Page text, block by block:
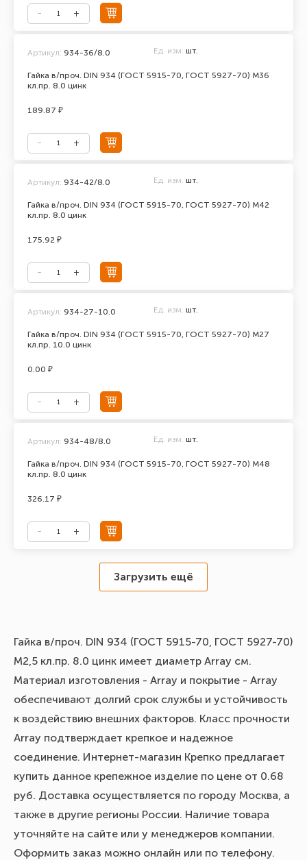
Гайка в/проч. DIN 934 (ГОСТ 5915-70, ГОСТ 5927-70) М36
кл.пр. 8.0 цинк
Артикул: 934-36/8.0 Ед. изм. шт.
189.87 ₽
Гайка в/проч. DIN 934 (ГОСТ 5915-70, ГОСТ 5927-70) М42
кл.пр. 8.0 цинк
Артикул: 934-42/8.0 Ед. изм. шт.
175.92 ₽
Гайка в/проч. DIN 934 (ГОСТ 5915-70, ГОСТ 5927-70) М27
кл.пр. 10.0 цинк
Артикул: 934-27-10.0 Ед. изм. шт.
0.00 ₽
Гайка в/проч. DIN 934 (ГОСТ 5915-70, ГОСТ 5927-70) М48
кл.пр. 8.0 цинк
Артикул: 934-48/8.0 Ед. изм. шт.
326.17 ₽
Загрузить ещё
Гайка в/проч. DIN 934 (ГОСТ 5915-70, ГОСТ 5927-70)
М2,5 кл.пр. 8.0 цинк имеет диаметр Array см.
Материал изготовления - Array и покрытие - Array
обеспечивают долгий срок службы и устойчивость
к воздействию внешних факторов. Класс прочности
Array подтверждает крепкое и надежное
соединение. Интернет-магазин Крепко предлагает
купить данное крепежное изделие по цене от 0.68
руб. Доставка осуществляется по городу Москва, а
также в другие регионы России. Наличие товара
уточняйте на сайте или у менеджеров компании.
Оформить заказ можно онлайн или по телефону.